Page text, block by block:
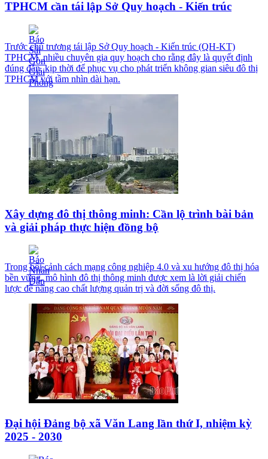
TPHCM cần tái lập Sở Quy hoạch - Kiến trúc
Trước chủ trương tái lập Sở Quy hoạch - Kiến trúc (QH-KT)
TPHCM, nhiều chuyên gia quy hoạch cho rằng đây là quyết định
đúng đắn, kịp thời để phục vụ cho phát triển không gian siêu đô thị
TPHCM với tầm nhìn dài hạn.
Xây dựng đô thị thông minh: Cần lộ trình bài bản
và giải pháp thực hiện đồng bộ
Trong bối cảnh cách mạng công nghiệp 4.0 và xu hướng đô thị hóa
bền vững, mô hình đô thị thông minh được xem là lời giải chiến
lược để nâng cao chất lượng quản trị và đời sống đô thị.
Đại hội Đảng bộ xã Văn Lang lần thứ I, nhiệm kỳ
2025 - 2030